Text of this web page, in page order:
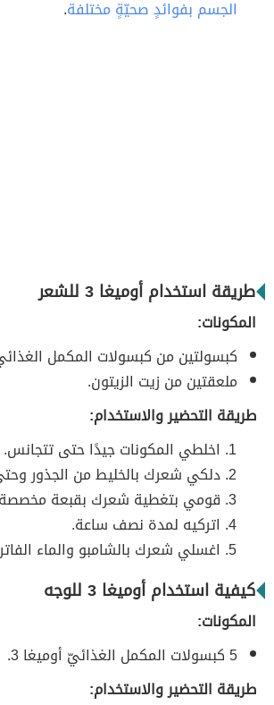
الجسم بفوائدٍ صحيّةٍ مختلفة.
طريقة استخدام أوميغا 3 للشعر
المكونات:
كبسولتين من كبسولات المكمل الغذائيّ
ملعقتين من زيت الزيتون.
طريقة التحضير والاستخدام:
اخلطي المكونات جيدًا حتى تتجانس.
دلكي شعرك بالخليط من الجذور
قومي بتغطية شعرك بقبعة
اتركيه لمدة نصف ساعة.
اغسلي شعرك بالشامبو والماء
كيفية استخدام أوميغا 3 للوجه
المكونات:
5 كبسولات المكمل الغذائيّ أوميغا 3.
طريقة التحضير والاستخدام: